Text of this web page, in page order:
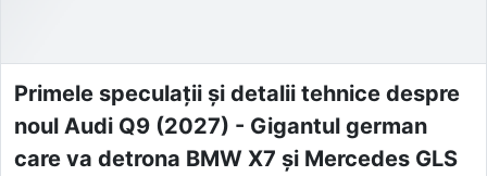
Primele speculații și detalii tehnice despre
noul Audi Q9 (2027) - Gigantul german
care va detrona BMW X7 și Mercedes GLS